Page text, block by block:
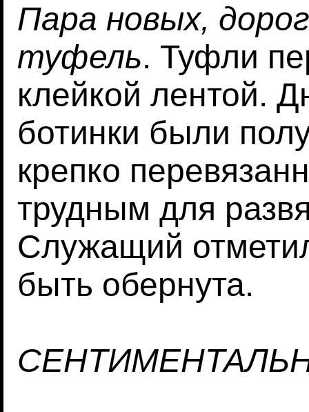
Пара новых,
туфель. Туфли
клейкой лентой.
ботинки были
крепко
трудным для
Служащий
быть обернута.